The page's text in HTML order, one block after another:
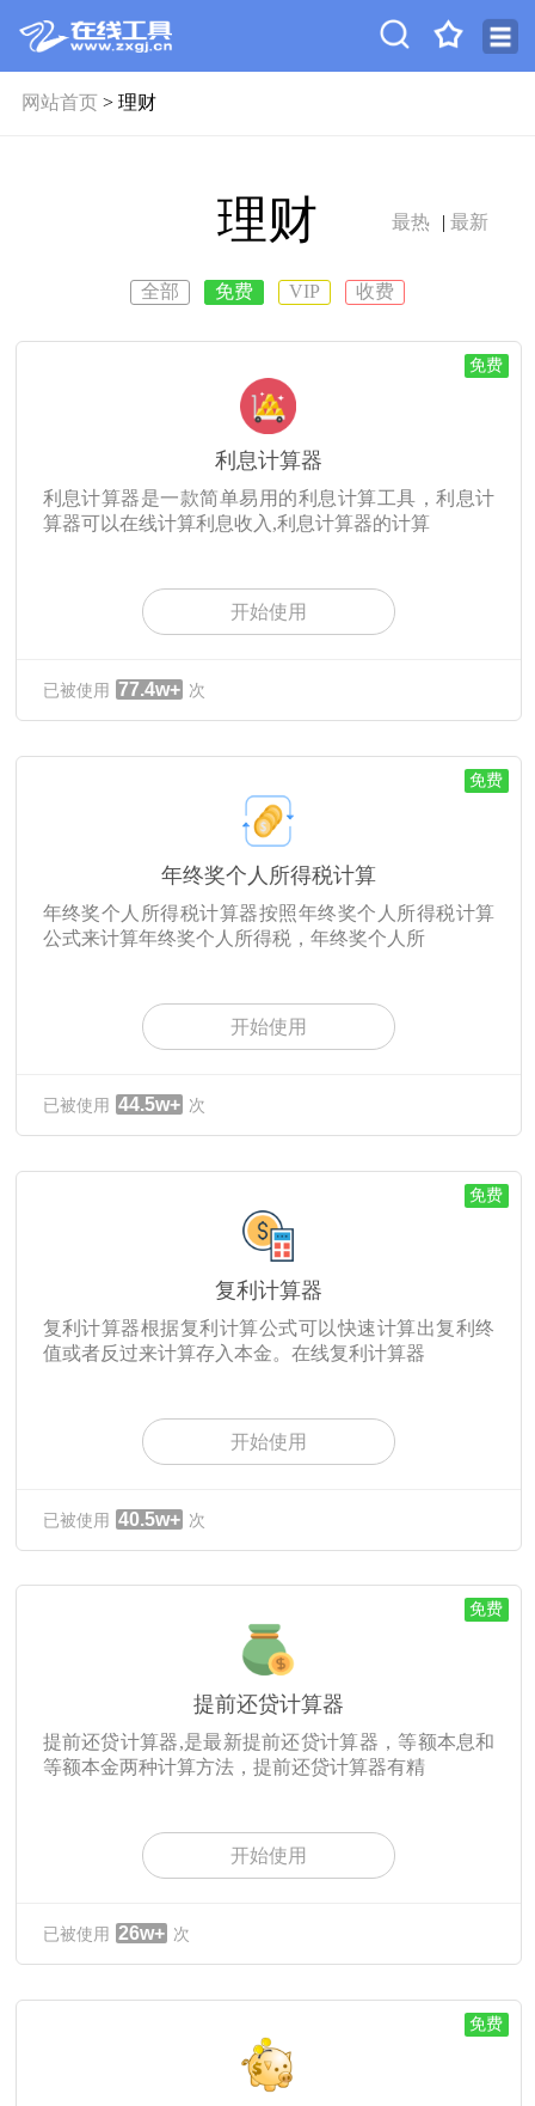
网站首页> 理财
最热 | 最新
理财
全部 免费 VIP 收费
免费
利息计算器
利息计算器是一款简单易用的利息计算工具，利息计
算器可以在线计算利息收入,利息计算器的计算
开始使用
已被使用 77.4w+ 次
免费
年终奖个人所得税计算
年终奖个人所得税计算器按照年终奖个人所得税计算
公式来计算年终奖个人所得税，年终奖个人所
开始使用
已被使用 44.5w+ 次
免费
复利计算器
复利计算器根据复利计算公式可以快速计算出复利终
值或者反过来计算存入本金。在线复利计算器
开始使用
已被使用 40.5w+ 次
免费
提前还贷计算器
提前还贷计算器,是最新提前还贷计算器，等额本息和
等额本金两种计算方法，提前还贷计算器有精
开始使用
已被使用 26w+ 次
免费